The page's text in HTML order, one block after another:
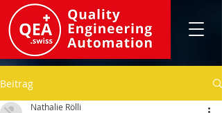
Beitrag
Nathalie Rölli